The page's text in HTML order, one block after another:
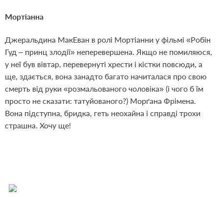
Мортіанна
Джеральдина МакЕван в ролі Мортіанни у фільмі «Робін
Гуд – принц злодії» неперевершена. Якщо не помиляюся,
у неї був вівтар, перевернуті хрести і кістки повсюди, а
ще, здається, вона занадто багато начиталася про свою
смерть від руки «розмальованого чоловіка» (і чого б їм
просто не сказати: татуйованого?) Морґана Фрімена.
Вона підступна, бридка, геть неохайна і справді трохи
страшна. Хочу ще!